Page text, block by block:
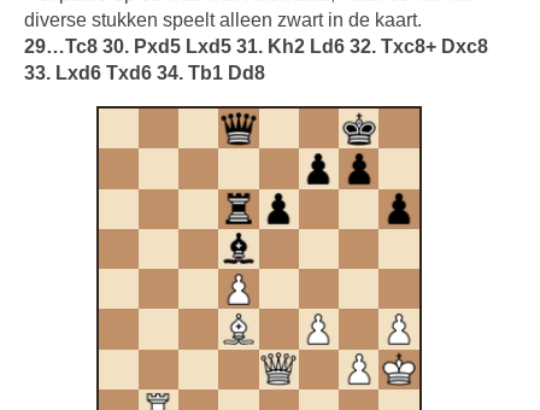
diverse stukken speelt alleen zwart in de kaart.
29…Tc8 30. Pxd5 Lxd5 31. Kh2 Ld6 32. Txc8+ Dxc8
33. Lxd6 Txd6 34. Tb1 Dd8